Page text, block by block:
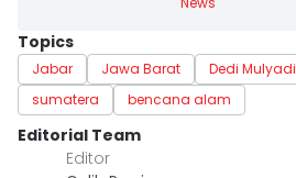
Topics
Jabar Jawa Barat Dedi Mulyadi
sumatera
bencana alam
Editorial Team
Editor